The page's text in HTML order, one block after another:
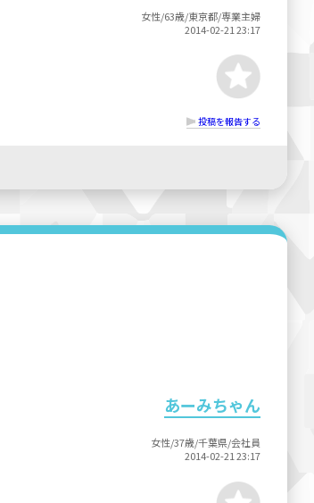
女性/63歳/東京都/専業主婦
2014-02-21 23:17
投稿を報告する
あーみちゃん
女性/37歳/千葉県/会社員
2014-02-21 23:17